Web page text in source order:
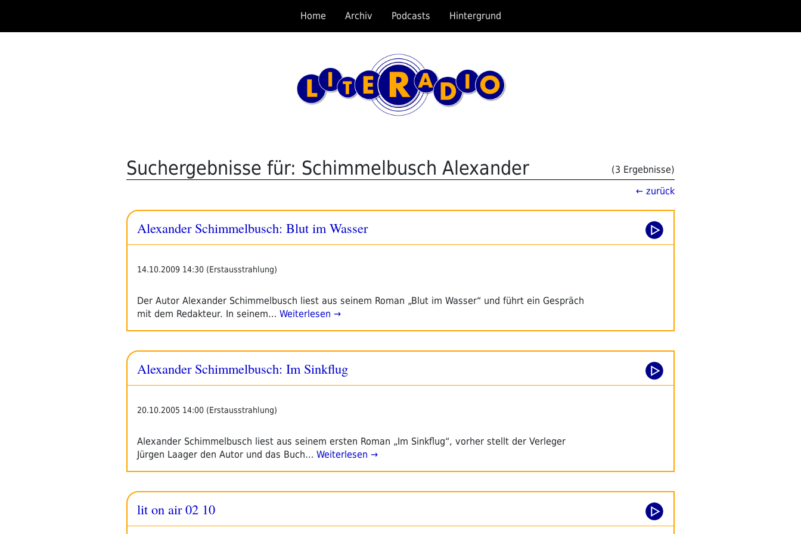
springen
Home Archiv Podcasts Hintergrund
Suchergebnisse für: Schimmelbusch Alexander
(3 Ergebnisse)
← zurück
Alexander Schimmelbusch: Blut im Wasser
14.10.2009 14:30 (Erstausstrahlung)
Der Autor Alexander Schimmelbusch liest aus seinem Roman „Blut im Wasser“ und führt ein Gespräch
mit dem Redakteur. In seinem… Weiterlesen →
Alexander Schimmelbusch: Im Sinkflug
20.10.2005 14:00 (Erstausstrahlung)
Alexander Schimmelbusch liest aus seinem ersten Roman „Im Sinkflug“, vorher stellt der Verleger
Jürgen Laager den Autor und das Buch… Weiterlesen →
lit on air 02 10